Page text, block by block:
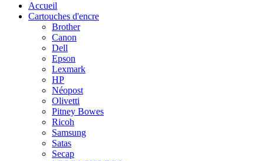
Accueil
Cartouches d'encre
Brother
Canon
Dell
Epson
Lexmark
HP
Néopost
Olivetti
Pitney Bowes
Ricoh
Samsung
Satas
Secap